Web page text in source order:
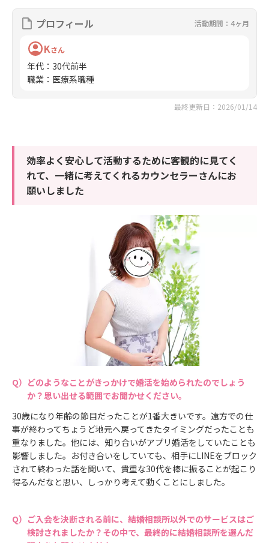
プロフィール 活動期間：4ヶ月
Kさん
年代 ： 30代前半
職業 ： 医療系職種
最終更新日：2026/01/14
効率よく安心して活動するために客観的に見てく
れて、一緒に考えてくれるカウンセラーさんにお
願いしました
どのようなことがきっかけで婚活を始められたのでしょう
か？思い出せる範囲でお聞かせください。
30歳になり年齢の節目だったことが1番大きいです。遠方での仕
事が終わってちょうど地元へ戻ってきたタイミングだったことも
重なりました。他には、知り合いがアプリ婚活をしていたことも
影響しました。お付き合いをしていても、相手にLINEをブロック
されて終わった話を聞いて、貴重な30代を棒に振ることが起こり
得るんだなと思い、しっかり考えて動くことにしました。
ご入会を決断される前に、結婚相談所以外でのサービスはご
検討されましたか？その中で、最終的に結婚相談所を選んだ